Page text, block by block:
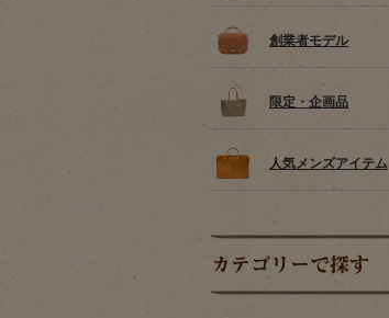
創業者モデル
限定・企画品
人気メンズアイテム
カテゴリーで探す